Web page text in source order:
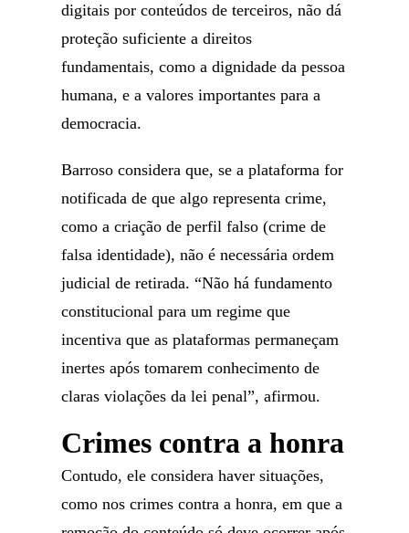
digitais por conteúdos de terceiros, não dá
proteção suficiente a direitos
fundamentais, como a dignidade da pessoa
humana, e a valores importantes para a
democracia.
Barroso considera que, se a plataforma for
notificada de que algo representa crime,
como a criação de perfil falso (crime de
falsa identidade), não é necessária ordem
judicial de retirada. “Não há fundamento
constitucional para um regime que
incentiva que as plataformas permaneçam
inertes após tomarem conhecimento de
claras violações da lei penal”, afirmou.
Crimes contra a honra
Contudo, ele considera haver situações,
como nos crimes contra a honra, em que a